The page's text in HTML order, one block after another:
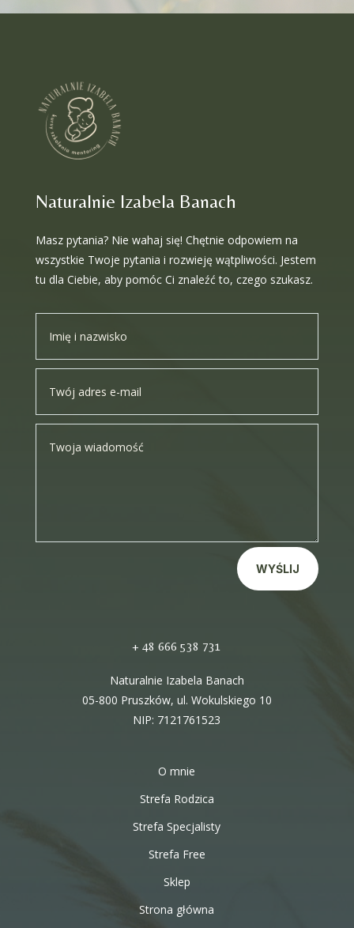
Naturalnie Izabela Banach
Masz pytania? Nie wahaj się! Chętnie odpowiem na
wszystkie Twoje pytania i rozwieję wątpliwości. Jestem
tu dla Ciebie, aby pomóc Ci znaleźć to, czego szukasz.
WYŚLIJ
+ 48 666 538 731
Naturalnie Izabela Banach
05-800 Pruszków, ul. Wokulskiego 10
NIP: 7121761523
O mnie
Strefa Rodzica
Strefa Specjalisty
Strefa Free
Sklep
Strona główna